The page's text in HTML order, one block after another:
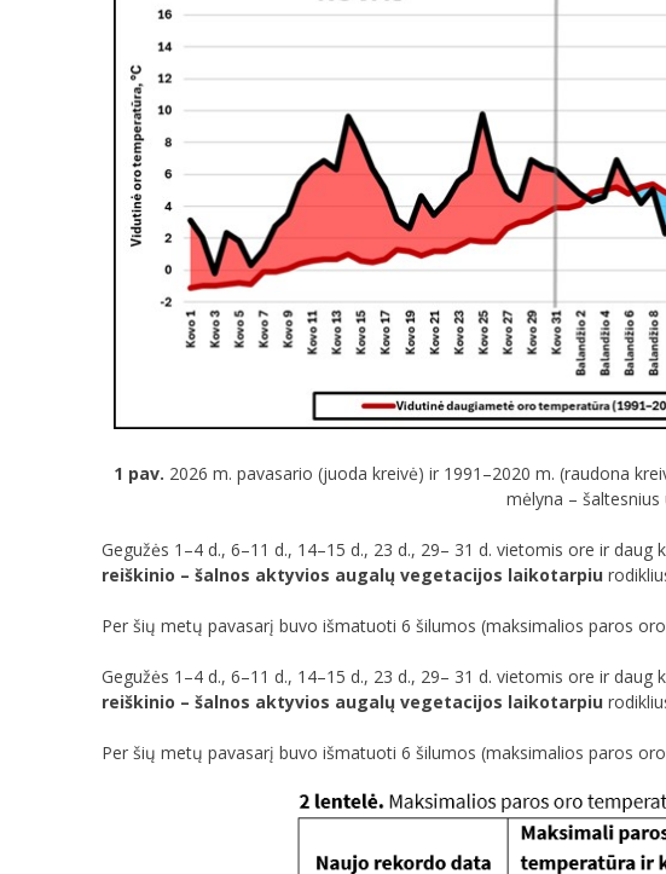
1 pav. 2026 m. pavasario (juoda kreivė) ir 1991–2020 m. (raudona
mėlyna –
Gegužės 1–4 d., 6–11 d., 14–15 d., 23 d., 29– 31 d. vietomis ore ir
reiškinio – šalnos aktyvios augalų vegetacijos laikotarpiu
Per šių metų pavasarį buvo išmatuoti 6 šilumos (maksimalios paros
Gegužės 1–4 d., 6–11 d., 14–15 d., 23 d., 29– 31 d. vietomis ore ir
reiškinio – šalnos aktyvios augalų vegetacijos laikotarpiu
Per šių metų pavasarį buvo išmatuoti 6 šilumos (maksimalios paros